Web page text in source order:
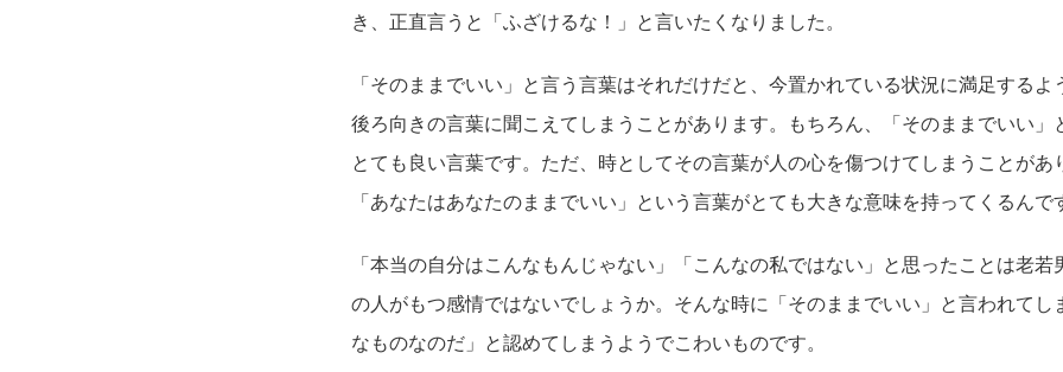
き、正直言うと「ふざけるな！」と言いたくなりました。
「そのままでいい」と言う言葉はそれだけだと、今置かれている状況に満足するよ
後ろ向きの言葉に聞こえてしまうことがあります。もちろん、「そのままでいい」
とても良い言葉です。ただ、時としてその言葉が人の心を傷つけてしまうことがあ
「あなたはあなたのままでいい」という言葉がとても大きな意味を持ってくるんで
「本当の自分はこんなもんじゃない」「こんなの私ではない」と思ったことは老
の人がもつ感情ではないでしょうか。そんな時に「そのままでいい」と言われてし
なものなのだ」と認めてしまうようでこわいものです。